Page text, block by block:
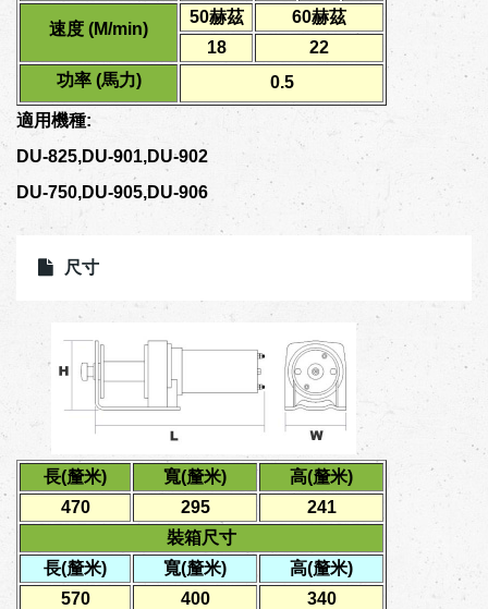
速度 (M/min)
50赫茲
60赫茲
18
22
功率 (馬力)
0.5
適用機種:
DU-825,DU-901,DU-902
DU-750,DU-905,DU-906
尺寸
長(釐米) 寬(釐米)
高(釐米)
470
295
241
裝箱尺寸
長(釐米)
寬(釐米)
高(釐米)
570
400
340